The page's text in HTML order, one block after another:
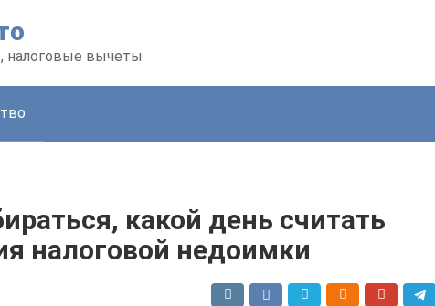
налоговые вычеты
какой день считать
налоговой недоимки